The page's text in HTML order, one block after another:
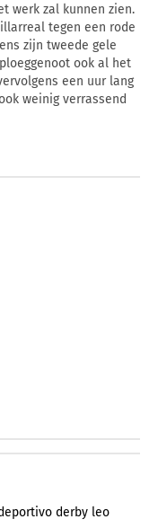
werk zal kunnen zien.
tegen een rode
zijn tweede gele
ook al het
een uur lang
weinig verrassend
derby leo